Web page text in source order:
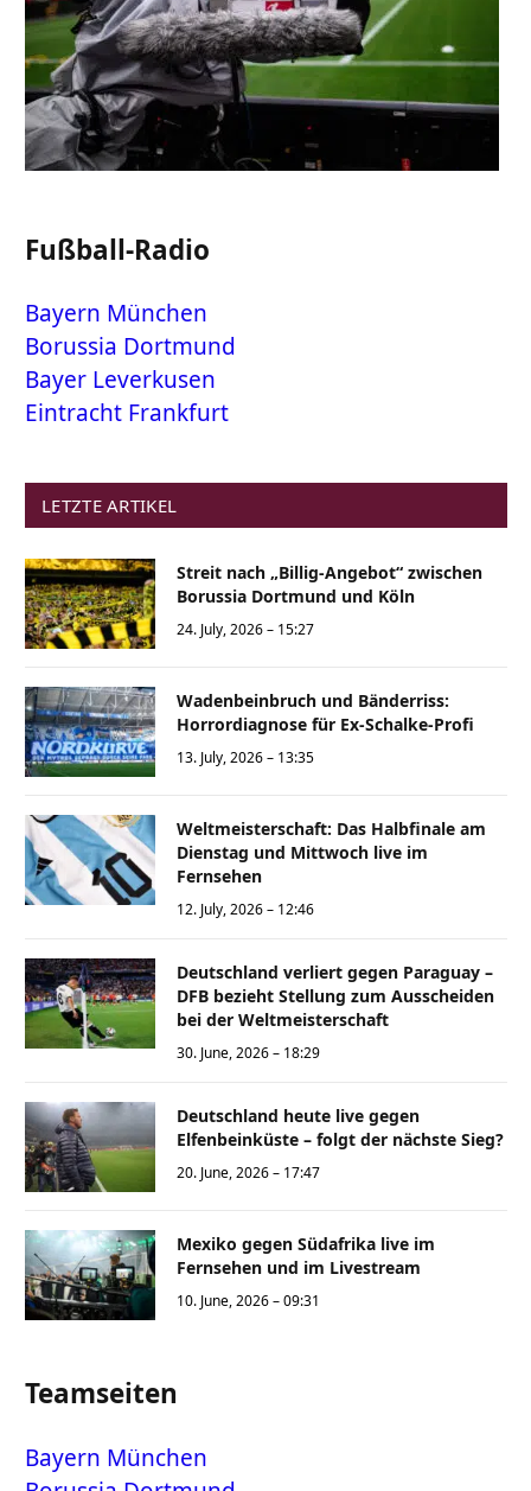
Fußball-Radio
Bayern München
Borussia Dortmund
Bayer Leverkusen
Eintracht Frankfurt
LETZTE ARTIKEL
Streit nach „Billig-Angebot“ zwischen
Borussia Dortmund und Köln
24. July, 2026 – 15:27
Wadenbeinbruch und Bänderriss:
Horrordiagnose für Ex-Schalke-Profi
13. July, 2026 – 13:35
Weltmeisterschaft: Das Halbfinale am
Dienstag und Mittwoch live im
Fernsehen
12. July, 2026 – 12:46
Deutschland verliert gegen Paraguay –
DFB bezieht Stellung zum Ausscheiden
bei der Weltmeisterschaft
30. June, 2026 – 18:29
Deutschland heute live gegen
Elfenbeinküste – folgt der nächste Sieg?
20. June, 2026 – 17:47
Mexiko gegen Südafrika live im
Fernsehen und im Livestream
10. June, 2026 – 09:31
Teamseiten
Bayern München